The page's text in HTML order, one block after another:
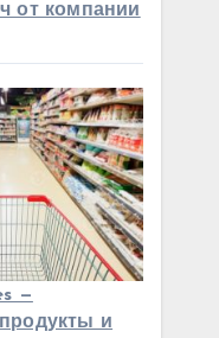
от компании
—
и